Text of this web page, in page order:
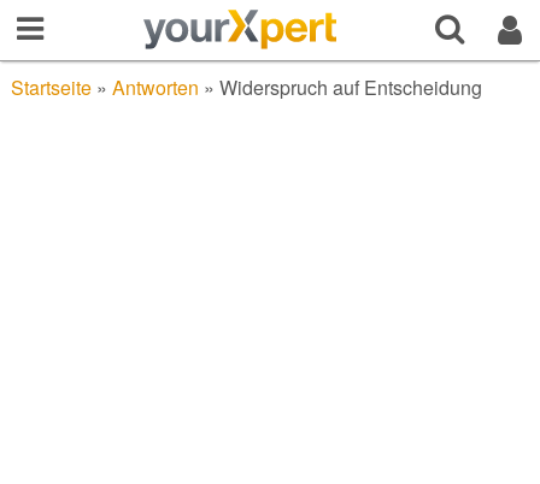
Startseite» Antworten » Widerspruch auf Entscheidung